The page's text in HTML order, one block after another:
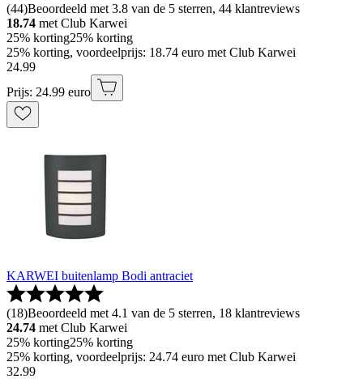
(44)Beoordeeld met 3.8 van de 5 sterren, 44 klantreviews
18.74 met Club Karwei
25% korting25% korting
25% korting, voordeelprijs: 18.74 euro met Club Karwei
24.99
Prijs: 24.99 euro
KARWEI buitenlamp Bodi antraciet
(18)Beoordeeld met 4.1 van de 5 sterren, 18 klantreviews
24.74 met Club Karwei
25% korting25% korting
25% korting, voordeelprijs: 24.74 euro met Club Karwei
32.99